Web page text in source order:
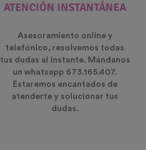
ATENCIÓN INSTANTÁNEA
Asesoramiento online y
telefónico, resolvemos todas
tus dudas al instante. Mándanos
un whatsapp 673.165.407.
Estaremos encantados de
atenderte y solucionar tus
dudas.